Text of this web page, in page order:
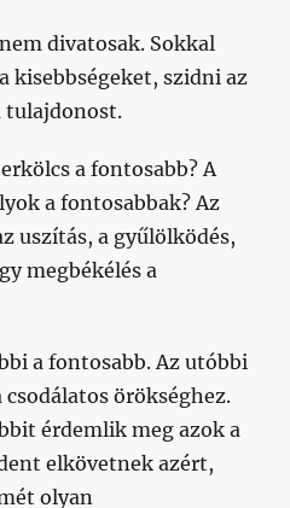
divatosak. Sokkal
kisebbségeket, szidni az
tulajdonost.
a fontosabb? A
a fontosabbak? Az
uszítás, a gyűlölködés,
megbékélés a
a fontosabb. Az utóbbi
örökséghez.
érdemlik meg azok a
elkövetnek azért,
olyan